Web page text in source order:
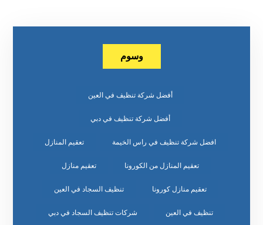
وسوم
أفضل شركة تنظيف في العين
أفضل شركة تنظيف في دبي
افضل شركة تنظيف في راس الخيمة تعقيم المنازل
تعقيم المنازل من الكورونا تعقيم منازل
تعقيم منازل كورونا تنظيف السجاد في العين
تنظيف في العين شركات تنظيف السجاد في دبي